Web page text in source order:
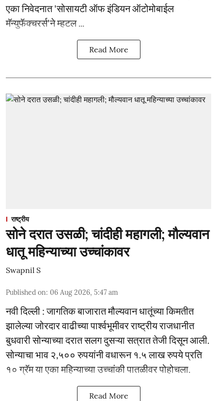
एका निवेदनात 'सोसायटी ऑफ इंडियन ऑटोमोबाईल
मॅन्युफॅक्चरर्स'ने म्हटल ...
Read More
राष्ट्रीय
सोने दरात उसळी; चांदीही महागली; मौल्यवान
धातू महिन्याच्या उच्चांकावर
Swapnil S
Published on: 06 Aug 2026, 5:47 am
नवी दिल्ली : जागतिक बाजारात मौल्यवान धातूंच्या किमतीत
झालेल्या जोरदार वाढीच्या पार्श्वभूमीवर राष्ट्रीय राजधानीत
बुधवारी सोन्याच्या दरात सलग दुसऱ्या सत्रात तेजी दिसून आली.
सोन्याचा भाव २,५०० रुपयांनी वधारून १.५ लाख रुपये प्रति
१० ग्रॅम या एका महिन्याच्या उच्चांकी पातळीवर पोहोचला.
Read More